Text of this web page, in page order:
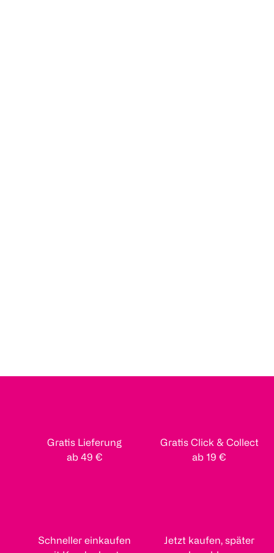
Gratis Lieferung
ab 49 €
Gratis Click & Collect
ab 19 €
Schneller einkaufen
Jetzt kaufen, später